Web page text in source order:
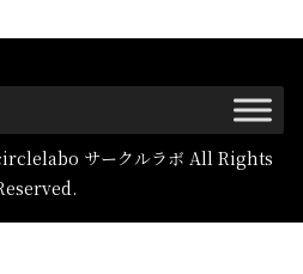
サークルラボ All Rights